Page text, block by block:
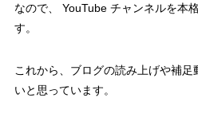
なので、 YouTube チャンネルを本
す。
これから、ブログの読み上げや補
いと思っています。